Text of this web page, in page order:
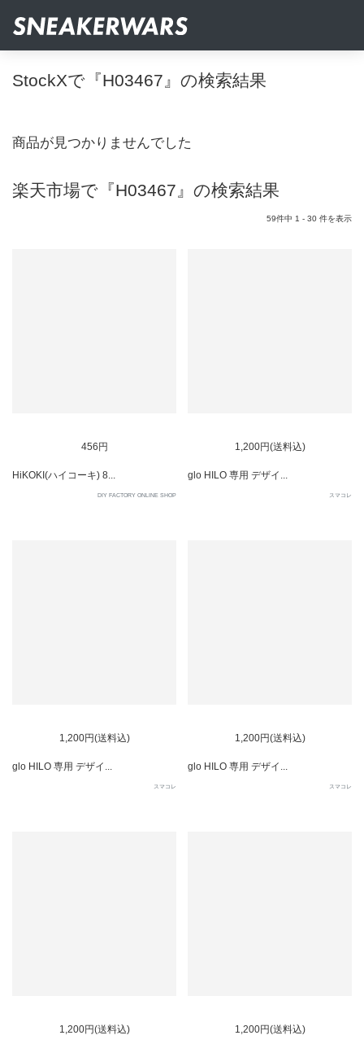
StockXで『H03467』の検索結果
商品が見つかりませんでした
楽天市場で『H03467』の検索結果
59件中 1 - 30 件を表示
456円
HiKOKI(ハイコーキ) 8...
DIY FACTORY ONLINE SHOP
1,200円(送料込)
glo HILO 専用 デザイ...
スマコレ
1,200円(送料込)
glo HILO 専用 デザイ...
スマコレ
1,200円(送料込)
glo HILO 専用 デザイ...
スマコレ
1,200円(送料込) 1,200円(送料込)